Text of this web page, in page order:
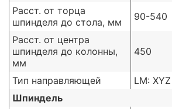
Расст. от торца
шпинделя до стола, мм
90-540
Расст. от центра
шпинделя до колонны,
мм
450
Тип направляющей
LM: XYZ
Шпиндель